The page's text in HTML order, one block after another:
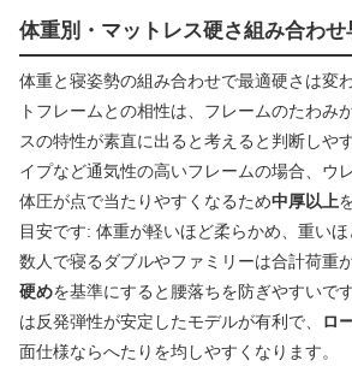
体重別・マットレス硬さ組み合わせ
体重と寝姿勢の組み合わせで最適硬さは変
トフレームとの相性は、フレームのたわみ
スの特性が素直に出ると考えると判断しや
イプなど通気性の高いフレームの場合、ウ
体圧が点で当たりやすくなるため中厚以上
目安です: 体重が軽いほど柔らかめ、重い
数人で寝るダブルやファミリーは合計荷重
硬めを基準にすると腰落ちを防ぎやすいで
は反発弾性が安定したモデルが有利で、
ロ
面仕様ならへたりを均しやすくなります。